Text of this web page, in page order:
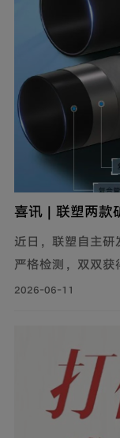
喜讯 | 联塑两款
近日，联塑自主
严格检测，双双
“ KA”双证书。双
2026-06-11